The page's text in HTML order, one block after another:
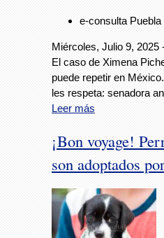
e-consulta Puebla
Miércoles, Julio 9, 2025
El caso de Ximena
puede repetir en
les respeta: senadora
Leer más
¡Bon voyage!
son adoptados